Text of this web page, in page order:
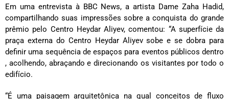
Em uma entrevista à BBC News, a artista Dame Zaha Hadid,
compartilhando suas impressões sobre a conquista do grande
prêmio pelo Centro Heydar Aliyev, comentou: “A superfície da
praça externa do Centro Heydar Aliyev sobe e se dobra para
definir uma sequência de espaços para eventos públicos dentro
, acolhendo, abraçando e direcionando os visitantes por todo o
edifício.
“É uma paisagem arquitetônica na qual conceitos de fluxo